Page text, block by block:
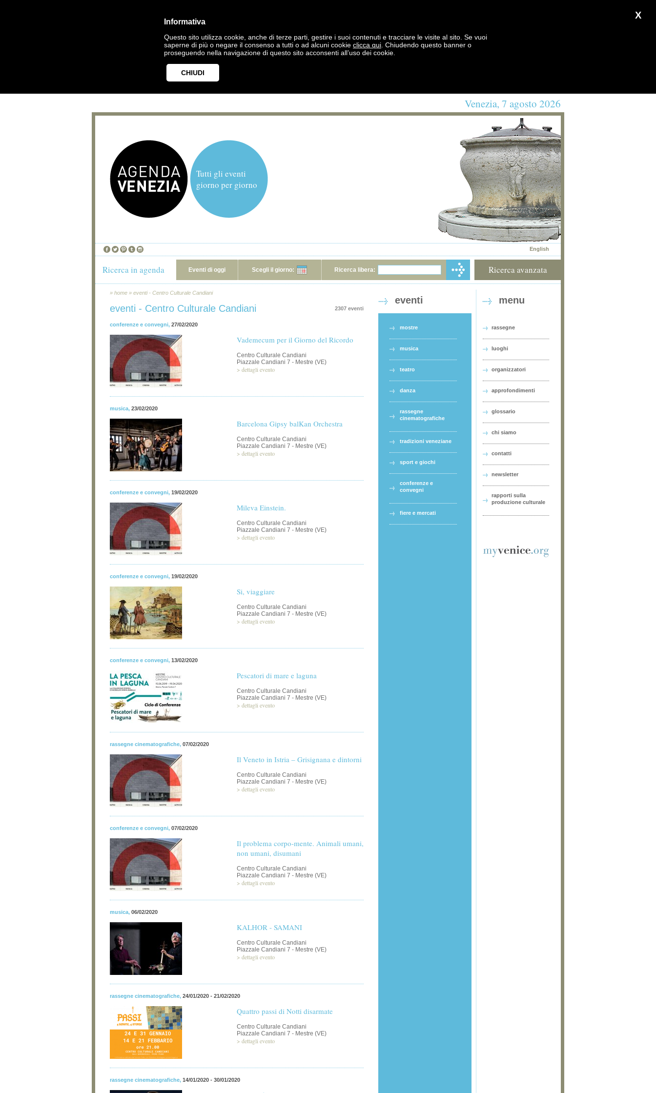
X
Informativa
Questo sito utilizza cookie, anche di terze parti, gestire i suoi contenuti e tracciare le visite al sito. Se vuoi
saperne di più o negare il consenso a tutti o ad alcuni cookie clicca qui . Chiudendo questo banner o
proseguendo nella navigazione di questo sito acconsenti all’uso dei cookie.
CHIUDI
Venezia, 7 agosto 2026
Tutti gli eventi
giorno per giorno
English
Ricerca in agenda Eventi di oggi Scegli il giorno: Ricerca libera: Ricerca avanzata
» home » eventi - Centro Culturale Candiani
2307 eventi
eventi - Centro Culturale Candiani
conferenze e convegni, 27/02/2020
Vademecum per il Giorno del Ricordo
Centro Culturale Candiani
Piazzale Candiani 7 - Mestre (VE)
> dettagli evento
musica, 23/02/2020
Barcelona Gipsy balKan Orchestra
Centro Culturale Candiani
Piazzale Candiani 7 - Mestre (VE)
> dettagli evento
conferenze e convegni, 19/02/2020
Mileva Einstein.
Centro Culturale Candiani
Piazzale Candiani 7 - Mestre (VE)
> dettagli evento
conferenze e convegni, 19/02/2020
Si, viaggiare
Centro Culturale Candiani
Piazzale Candiani 7 - Mestre (VE)
> dettagli evento
conferenze e convegni, 13/02/2020
Pescatori di mare e laguna
Centro Culturale Candiani
Piazzale Candiani 7 - Mestre (VE)
> dettagli evento
rassegne cinematografiche, 07/02/2020
Il Veneto in Istria – Grisignana e dintorni
Centro Culturale Candiani
Piazzale Candiani 7 - Mestre (VE)
> dettagli evento
conferenze e convegni, 07/02/2020
Il problema corpo-mente. Animali umani,
non umani, disumani
Centro Culturale Candiani
Piazzale Candiani 7 - Mestre (VE)
> dettagli evento
musica, 06/02/2020
KALHOR - SAMANI
Centro Culturale Candiani
Piazzale Candiani 7 - Mestre (VE)
> dettagli evento
rassegne cinematografiche, 24/01/2020 - 21/02/2020
Quattro passi di Notti disarmate
Centro Culturale Candiani
Piazzale Candiani 7 - Mestre (VE)
> dettagli evento
rassegne cinematografiche, 14/01/2020 - 30/01/2020
eventi
mostre
musica
teatro
danza
rassegne
cinematografiche
tradizioni veneziane
sport e giochi
conferenze e
convegni
fiere e mercati
menu
rassegne
luoghi
organizzatori
approfondimenti
glossario
chi siamo
contatti
newsletter
rapporti sulla
produzione culturale